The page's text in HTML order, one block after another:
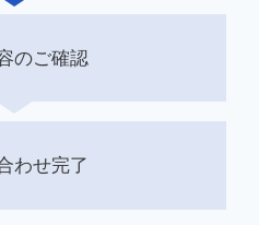
のご確認
わせ完了